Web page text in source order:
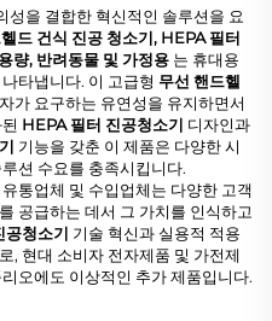
성을 결합한 혁신적인 솔루션을 요
드 건식 진공 청소기, HEPA 필터
량, 반려동물 및 가정용 는 휴대용
타냅니다. 이 고급형 무선 핸드헬
가 요구하는 유연성을 유지하면서
HEPA 필터 진공청소기 디자인과
기능을 갖춘 이 제품은 다양한 시
션 수요를 충족시킵니다.
통업체 및 수입업체는 다양한 고객
공급하는 데서 그 가치를 인식하고
공청소기 기술 혁신과 실용적 적용
, 현대 소비자 전자제품 및 가전제
오에도 이상적인 추가 제품입니다.